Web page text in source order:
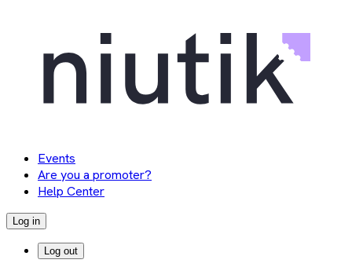
Events
Are you a promoter?
Help Center
Log in
Log out